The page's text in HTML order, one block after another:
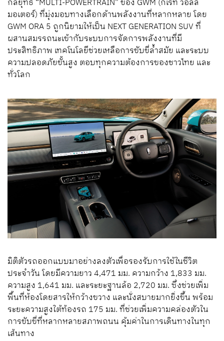
กลยุทธ์ “MULTI-POWERTRAIN” ของ GWM (กเรท วอลล์
มอเตอร์) ที่มุ่งมอบทางเลือกด้านพลังงานที่หลากหลาย โดย
GWM ORA 5 ถูกนิยามให้เป็น NEXT GENERATION SUV ที่
ผสานสมรรถนะเข้ากับระบบการจัดการพลังงานที่มี
ประสิทธิภาพ เทคโนโลยีช่วยเหลือการขับขี่ล้ำสมัย และระบบ
ความปลอดภัยขั้นสูง ตอบทุกความต้องการของชาวไทย และ
ทั่วโลก
มิติตัวรถออกแบบมาอย่างลงตัวเพื่อรองรับการใช้ในชีวิต
ประจำวัน โดยมีความยาว 4,471 มม. ความกว้าง 1,833 มม.
ความสูง 1,641 มม. และระยะฐานล้อ 2,720 มม. ซึ่งช่วยเพิ่ม
พื้นที่ห้องโดยสารให้กว้างขวาง และนั่งสบายมากยิ่งขึ้น พร้อม
ระยะความสูงใต้ท้องรถ 175 มม. ที่ช่วยเพิ่มความคล่องตัวใน
การขับขี่ที่หลากหลายสภาพถนน คุ้มค่าในการเดินทางในทุก
เส้นทาง